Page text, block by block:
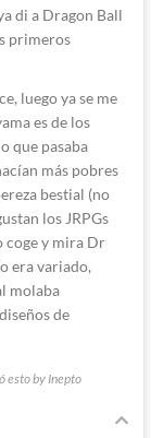
di a Dragon Ball
primeros
luego ya se me
es de los
que pasaba
más pobres
bestial (no
los JRPGs
coge y mira Dr
era variado,
molaba
de
esto by Inepto